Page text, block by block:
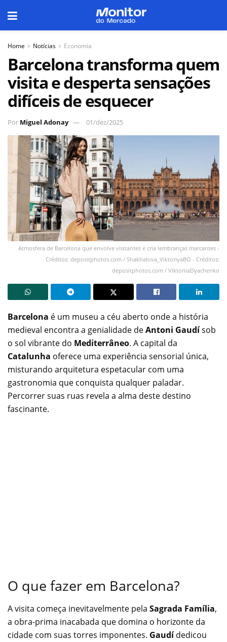
Home Notícias Economia
Barcelona transforma quem
visita e desperta sensações
difíceis de esquecer
Por Miguel Adonay 01/dez/2025
Atmosfera de Barcelona que envolve visitantes e cria lembranças marcantes -
Créditos: depositphotos.com / Shakhalova_ViktoriyaBO - Créditos:
depositphotos.com / ViktoriiaDyachenko
Barcelona é um museu a céu aberto onde a história
medieval encontra a genialidade deAntoni Gaudísob
o sol vibrante do Mediterrâneo. A capital da
Catalunha oferece uma experiência sensorial única,
misturando arquitetura espetacular com uma
gastronomia que conquista qualquer paladar.
Percorrer suas ruas revela a alma deste destino
fascinante.
O que fazer em Barcelona?
A visita começa inevitavelmente pela Sagrada Família,
a obra-prima inacabada que domina o horizonte da
cidade com suas torres imponentes. Gaudídedicou